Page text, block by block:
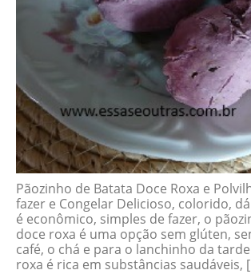
Pãozinho de Batata Doce Roxa e
fazer e Congelar Delicioso, colorido,
é econômico, simples de fazer, o
doce roxa é uma opção sem glúten,
café, o chá e para o lanchinho da
roxa é rica em substâncias saudáveis,